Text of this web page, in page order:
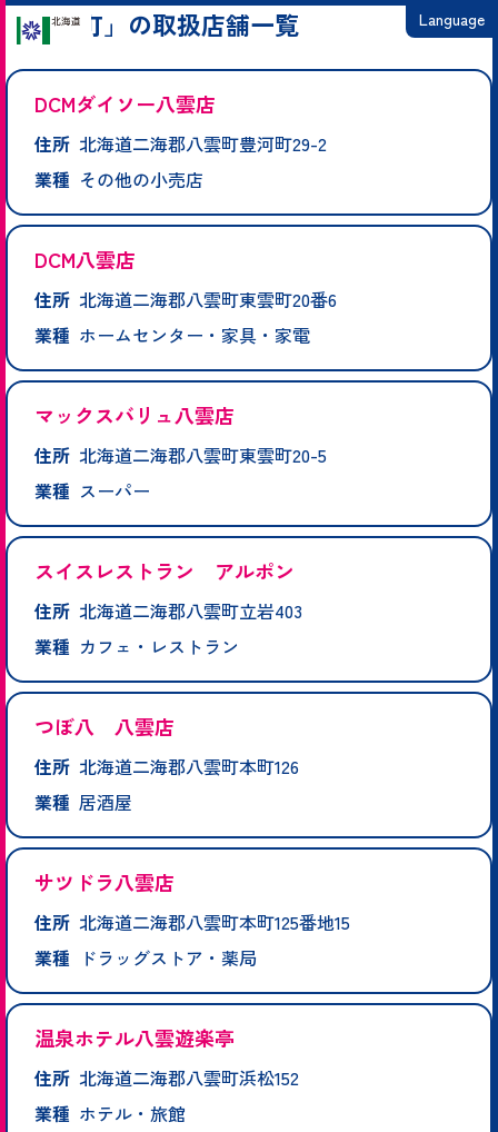
Language
한국어
「八雲町」の取扱店舗一覧
DCMダイソー八雲店
住所 北海道二海郡八雲町豊河町29-2
業種 その他の小売店
DCM八雲店
住所 北海道二海郡八雲町東雲町20番6
業種 ホームセンター・家具・家電
マックスバリュ八雲店
住所 北海道二海郡八雲町東雲町20-5
業種 スーパー
スイスレストラン アルポン
住所 北海道二海郡八雲町立岩403
業種 カフェ・レストラン
つぼ八 八雲店
住所 北海道二海郡八雲町本町126
業種 居酒屋
サツドラ八雲店
住所 北海道二海郡八雲町本町125番地15
業種
ドラッグストア・薬局
温泉ホテル八雲遊楽亭
住所 北海道二海郡八雲町浜松152
業種 ホテル・旅館